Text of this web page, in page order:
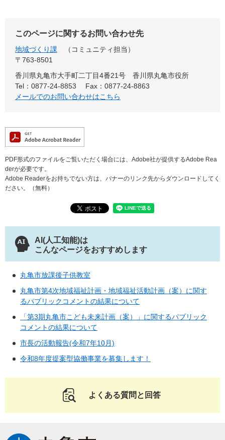
このページに関するお問い合わせ先
地域づくり課
コミュニティ担当
〒763-8501
香川県丸亀市大手町二丁目4番21号 香川県丸亀市役所
Tel：0877-24-8853
Fax：0877-24-8863
メールでのお問い合わせはこちら
PDF形式のファイルをご覧いただく場合には、Adobe社が提供するAdobe Rea
derが必要です。
Adobe Readerをお持ちでない方は、バナーのリンク先からダウンロードしてく
ださい。（無料）
AI(人工知能)は
こんなページをおすすめします
丸亀市放課後子供教室
丸亀市第4次地域福祉計画・地域福祉活動計画（案）に関す
るパブリックコメントの結果について
「第3期丸亀市こども未来計画（案）」に関するパブリック
コメントの結果について
市長の活動報告(令和7年10月)
令和8年度提案型協働事業を募集します！
よくある質問と回答